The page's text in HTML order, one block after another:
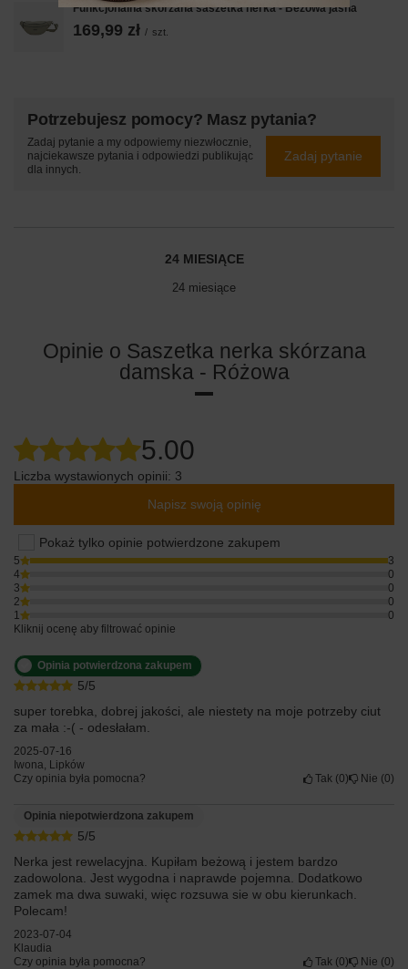
Funkcjonalna skórzana saszetka nerka - Beżowa jasna
169,99 zł / szt.
Potrzebujesz pomocy? Masz pytania?
Zadaj pytanie a my odpowiemy niezwłocznie,
najciekawsze pytania i odpowiedzi publikując
dla innych.
Zadaj pytanie
24 MIESIĄCE
24 miesiące
Opinie o Saszetka nerka skórzana
damska - Różowa
5.00
Liczba wystawionych opinii: 3
Napisz swoją opinię
Pokaż tylko opinie potwierdzone zakupem
5
3
4
0
3
0
2
0
1
0
Kliknij ocenę aby filtrować opinie
5/5
Opinia potwierdzona zakupem
super torebka, dobrej jakości, ale niestety na moje potrzeby ciut
za mała :-( - odesłałam.
2025-07-16
Iwona, Lipków
Czy opinia była pomocna?
Tak 0 Nie 0
5/5
Opinia niepotwierdzona zakupem
Nerka jest rewelacyjna. Kupiłam beżową i jestem bardzo
zadowolona. Jest wygodna i naprawde pojemna. Dodatkowo
zamek ma dwa suwaki, więc rozsuwa sie w obu kierunkach.
Polecam!
2023-07-04
Klaudia
Czy opinia była pomocna?
Tak 0 Nie 0